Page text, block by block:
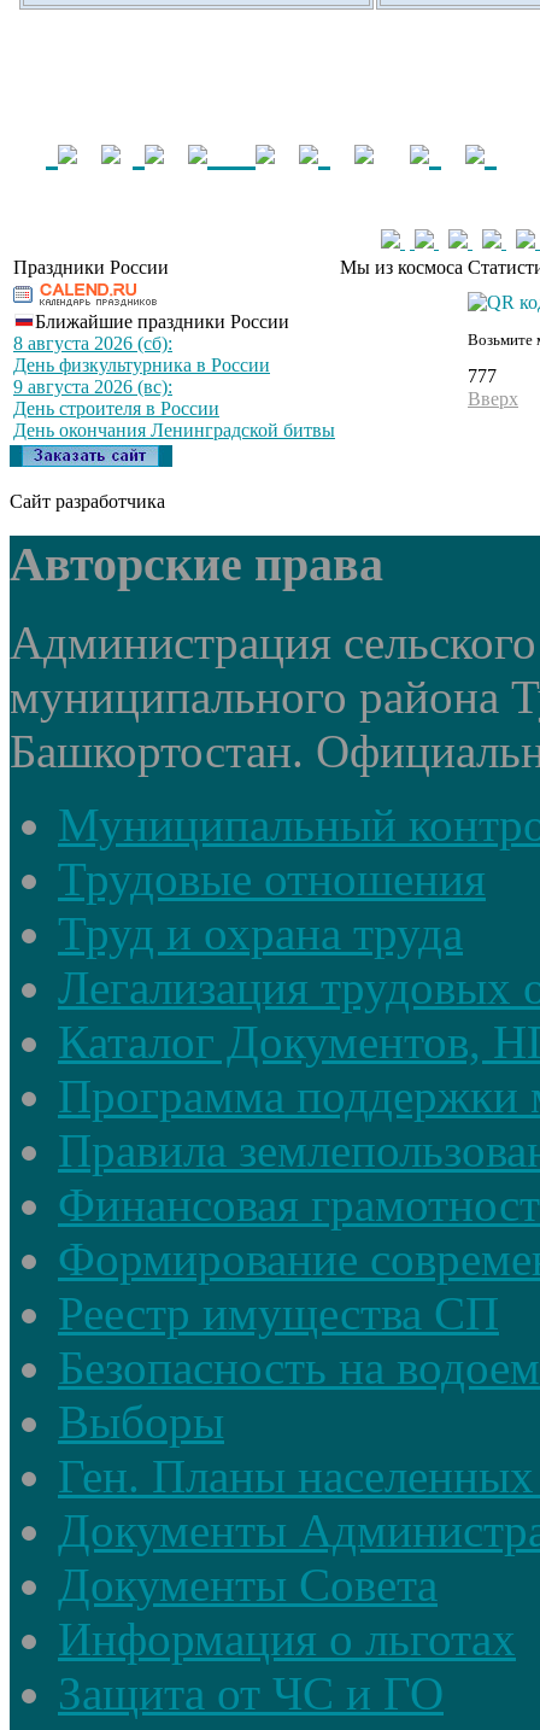
Праздники России Мы из космоса
Ближайшие праздники России
8 августа 2026 (сб):
День физкультурника в России
9 августа 2026 (вс):
День строителя в России
День окончания Ленинградской битвы
Возьмите
777
Вверх
Сайт разработчика
Авторские права
Администрация
муниципального района
Башкортостан.
Муниципальный
Трудовые отношения
Труд и охрана труда
Легализация трудовых
Каталог Документов,
Программа поддержки
Правила
Финансовая
Формирование
Реестр имущества СП
Безопасность на
Выборы
Ген. Планы
Документы
Документы Совета
Информация о льготах
Защита от ЧС и ГО